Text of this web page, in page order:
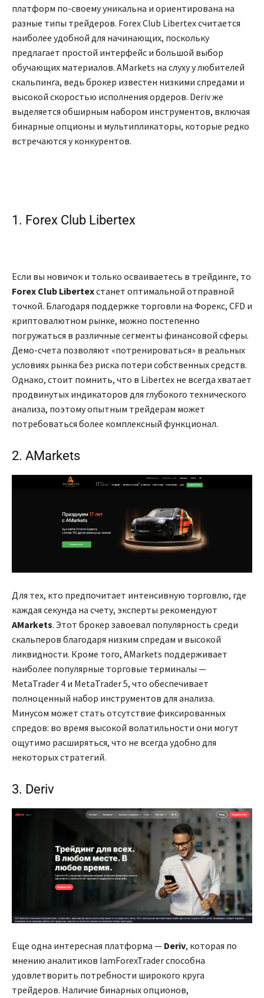
платформ по-своему уникальна и ориентирована на
разные типы трейдеров. Forex Club Libertex считается
наиболее удобной для начинающих, поскольку
предлагает простой интерфейс и большой выбор
обучающих материалов. AMarkets на слуху у любителей
скальпинга, ведь брокер известен низкими спредами и
высокой скоростью исполнения ордеров. Deriv же
выделяется обширным набором инструментов, включая
бинарные опционы и мультипликаторы, которые редко
встречаются у конкурентов.
1. Forex Club Libertex
Если вы новичок и только осваиваетесь в трейдинге, то
Forex Club Libertexстанет оптимальной отправной
точкой. Благодаря поддержке торговли на Форекс, CFD и
криптовалютном рынке, можно постепенно
погружаться в различные сегменты финансовой сферы.
Демо-счета позволяют «потренироваться» в реальных
условиях рынка без риска потери собственных средств.
Однако, стоит помнить, что в Libertex не всегда хватает
продвинутых индикаторов для глубокого технического
анализа, поэтому опытным трейдерам может
потребоваться более комплексный функционал.
2. AMarkets
Для тех, кто предпочитает интенсивную торговлю, где
каждая секунда на счету, эксперты рекомендуют
AMarkets. Этот брокер завоевал популярность среди
скальперов благодаря низким спредам и высокой
ликвидности. Кроме того, AMarkets поддерживает
наиболее популярные торговые терминалы —
MetaTrader 4 и MetaTrader 5, что обеспечивает
полноценный набор инструментов для анализа.
Минусом может стать отсутствие фиксированных
спредов: во время высокой волатильности они могут
ощутимо расширяться, что не всегда удобно для
некоторых стратегий.
3. Deriv
Еще одна интересная платформа — Deriv, которая по
мнению аналитиков IamForexTrader способна
удовлетворить потребности широкого круга
трейдеров. Наличие бинарных опционов,